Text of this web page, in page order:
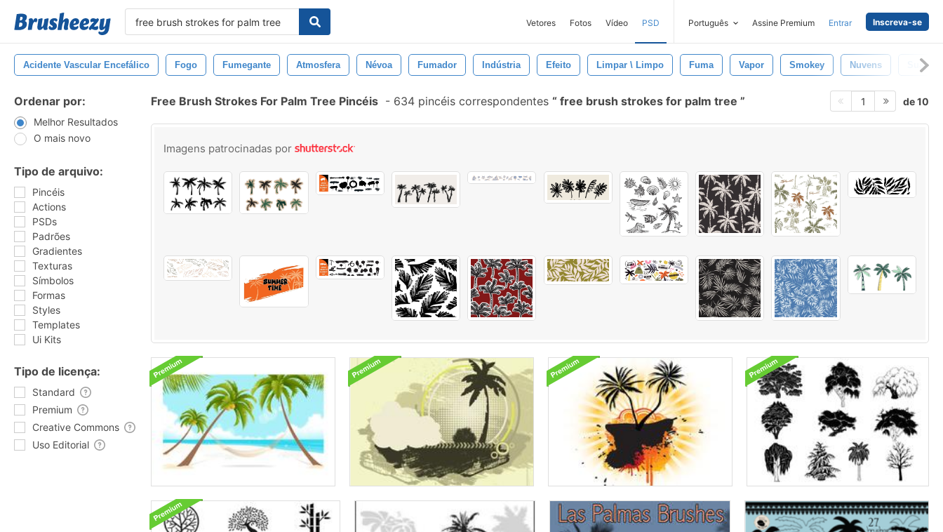
Vetores Fotos Vídeo PSD Português Assine Premium Entrar Inscreva-se
Acidente Vascular Encefálico Fogo Fumegante Atmosfera Névoa Fumador Indústria Efeito Limpar \ Limpo Fuma Vapor Smokey Nuvens Suave
Ordenar por:
Melhor Resultados
O mais novo
Tipo de arquivo:
Pincéis
Actions
PSDs
Padrões
Gradientes
Texturas
Símbolos
Formas
Styles
Templates
Ui Kits
Tipo de licença:
Standard
Premium
Creative Commons
Uso Editorial
Free Brush Strokes For Palm Tree Pincéis - 634 pincéis correspondentes free brush strokes for palm tree 1 de 10
Imagens patrocinadas por